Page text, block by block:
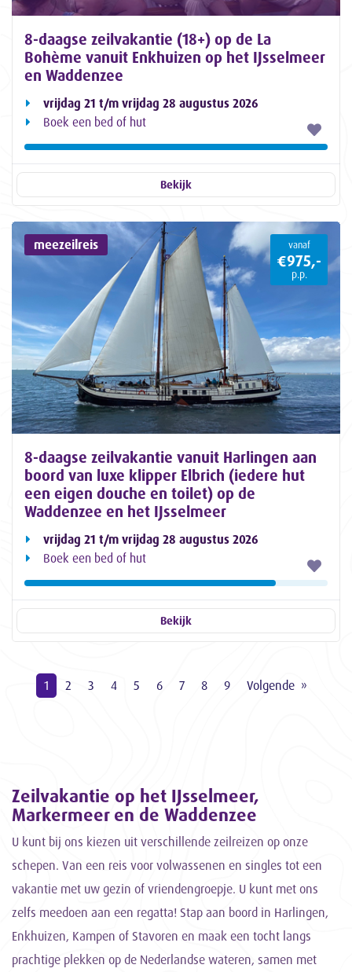
8-daagse zeilvakantie (18+) op de La
Bohème vanuit Enkhuizen op het IJsselmeer
en Waddenzee
vrijdag 21 t/m vrijdag 28 augustus 2026
Boek een bed of hut
Bekijk
meezeilreis vanaf
€975,-
p.p.
8-daagse zeilvakantie vanuit Harlingen aan
boord van luxe klipper Elbrich (iedere hut
een eigen douche en toilet) op de
Waddenzee en het IJsselmeer
vrijdag 21 t/m vrijdag 28 augustus 2026
Boek een bed of hut
Bekijk
1 2 3 4 5 6 7 8 9 Volgende
Zeilvakantie op het IJsselmeer,
Markermeer en de Waddenzee
U kunt bij ons kiezen uit verschillende zeilreizen op onze
schepen. Van een reis voor volwassenen en singles tot een
vakantie met uw gezin of vriendengroepje. U kunt met ons
zelfs meedoen aan een regatta! Stap aan boord in Harlingen,
Enkhuizen, Kampen of Stavoren en maak een tocht langs
prachtige plekken op de Nederlandse wateren, samen met